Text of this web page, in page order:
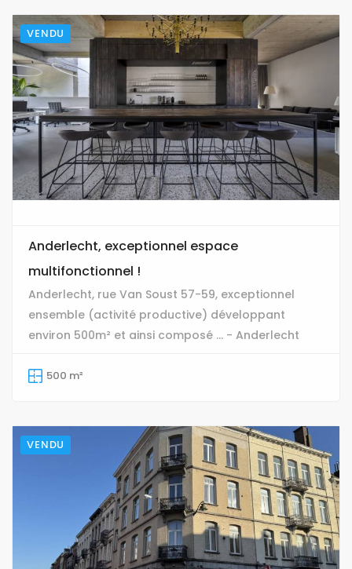
VENDU
Anderlecht, exceptionnel espace
multifonctionnel !
Anderlecht, rue Van Soust 57-59, exceptionnel
ensemble (activité productive) développant
environ 500m² et ainsi composé ... - Anderlecht
500 m²
VENDU